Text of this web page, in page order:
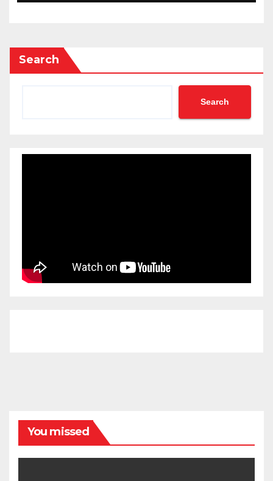
Search
Search
You missed